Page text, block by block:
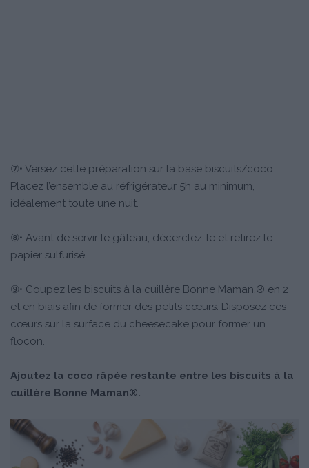
⑦• Versez cette préparation sur la base biscuits/coco.
Placez l’ensemble au réfrigérateur 5h au minimum,
idéalement toute une nuit.
⑧• Avant de servir le gâteau, décerclez-le et retirez le
papier sulfurisé.
⑨• Coupez les biscuits à la cuillère Bonne Maman.® en 2
et en biais afin de former des petits cœurs. Disposez ces
cœurs sur la surface du cheesecake pour former un
flocon.
Ajoutez la coco râpée restante entre les biscuits à la
cuillère Bonne Maman®.